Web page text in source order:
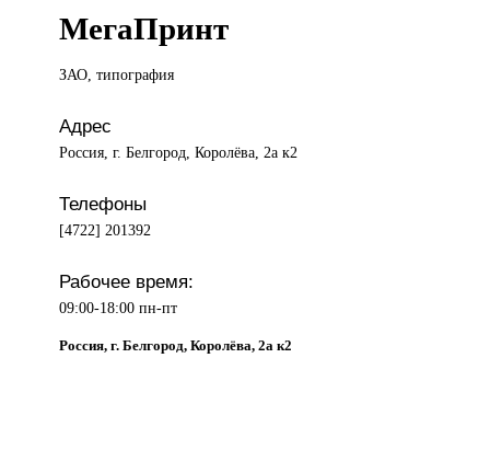
МегаПринт
ЗАО, типография
Адрес
Россия, г. Белгород, Королёва, 2а к2
Телефоны
[4722] 201392
Рабочее время:
09:00-18:00 пн-пт
Россия, г. Белгород, Королёва, 2а к2